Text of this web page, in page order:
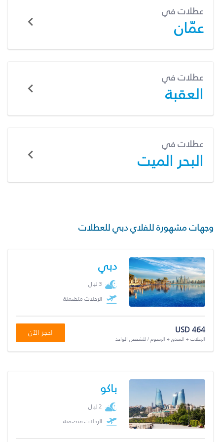
عطلات في
عمّان
عطلات في
العقبة
عطلات في
البحر الميت
وجهات مشهورة للفلاي دبي للعطلات
دبي
3 ليال
الرحلات متضمنة
USD 464
الرحلات + الفندق + الرسوم / للشخص الواحد
احجز الآن
باكو
2 ليال
الرحلات متضمنة